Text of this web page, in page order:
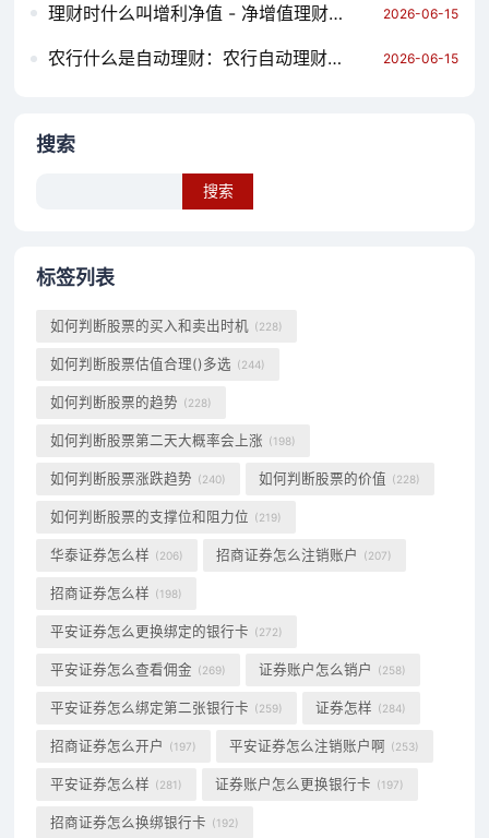
理财时什么叫增利净值 - 净增值理财产品 2026-06-15
农行什么是自动理财：农行自动理财好不好 2026-06-15
搜索
标签列表
如何判断股票的买入和卖出时机 (228)
如何判断股票估值合理()多选 (244)
如何判断股票的趋势 (228)
如何判断股票第二天大概率会上涨 (198)
如何判断股票涨跌趋势 (240) 如何判断股票的价值 (228)
如何判断股票的支撑位和阻力位 (219)
华泰证券怎么样 (206) 招商证券怎么注销账户 (207)
招商证券怎么样 (198)
平安证券怎么更换绑定的银行卡 (272)
平安证券怎么查看佣金 (269) 证券账户怎么销户 (258)
平安证券怎么绑定第二张银行卡 (259) 证券怎样 (284)
招商证券怎么开户 (197) 平安证券怎么注销账户啊 (253)
平安证券怎么样 (281) 证券账户怎么更换银行卡 (197)
招商证券怎么换绑银行卡 (192)